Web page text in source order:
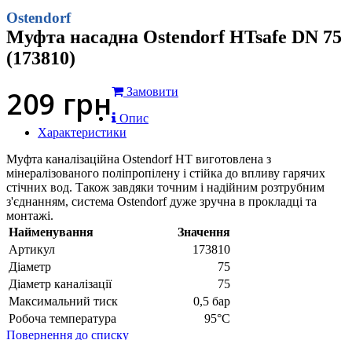
Ostendorf
Муфта насадна Ostendorf HTsafe DN 75
(173810)
209 грн
Замовити
Опис
Характеристики
Муфта каналізаційна Ostendorf HT виготовлена з
мінералізованого поліпропілену і стійка до впливу гарячих
стічних вод. Також завдяки точним і надійним розтрубним
з'єднанням, система Ostendorf дуже зручна в прокладці та
монтажі.
Найменування
Значення
Артикул
173810
Діаметр
75
Діаметр каналізації
75
Максимальний тиск
0,5 бар
Робоча температура
95°С
Повернення до списку